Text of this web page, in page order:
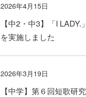
2026年4月15日
【中2・中3】「I
を実施しました
2026年3月19日
【中学】第６回短歌研